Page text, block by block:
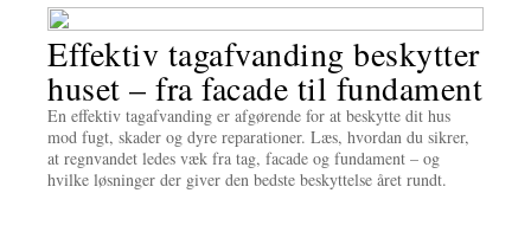
Effektiv tagafvanding beskytter
huset – fra facade til fundament
En effektiv tagafvanding er afgørende for at beskytte dit hus
mod fugt, skader og dyre reparationer. Læs, hvordan du sikrer,
at regnvandet ledes væk fra tag, facade og fundament – og
hvilke løsninger der giver den bedste beskyttelse året rundt.